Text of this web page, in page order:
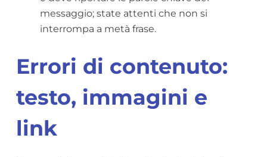
messaggio; state attenti che non si
interrompa a metà frase.
Errori di contenuto:
testo, immagini e
link